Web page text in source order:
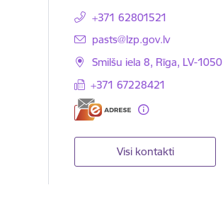
+371 62801521
E-pasts:
pasts@lzp.gov.lv
Smilšu iela 8, Rīga, LV-1050
+371 67228421
Visi kontakti